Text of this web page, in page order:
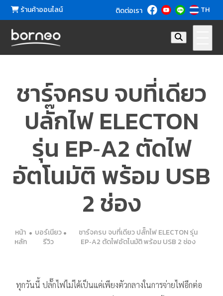
ร้านค้าออนไลน์ ติดต่อเรา TH
ชาร์จครบ จบที่เดียว
ปลั๊กไฟ ELECTON
รุ่น EP‑A2 ตัดไฟ
อัตโนมัติ พร้อม USB
2 ช่อง
หน้า
หลัก
บอร์เนียว
รีวิว
ชาร์จครบ จบที่เดียว ปลั๊กไฟ ELECTON รุ่น
EP‑A2 ตัดไฟอัตโนมัติ พร้อม USB 2 ช่อง
ทุกวันนี้ ปลั๊กไฟไม่ได้เป็นแค่เพียงตัวกลางในการจ่ายไฟอีกต่อ